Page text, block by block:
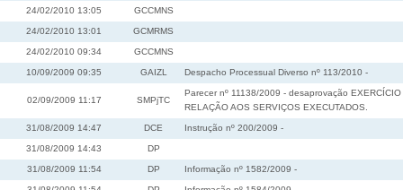
24/02/2010 13:05 GCCMNS
24/02/2010 13:01 GCMRMS
24/02/2010 09:34 GCCMNS
10/09/2009 09:35 GAIZL Despacho Processual Diverso nº 113/2010 -
02/09/2009 11:17 SMPjTC
Parecer nº 11138/2009 - desaprovação
RELAÇÃO AOS SERVIÇOS EXECUTADOS.
31/08/2009 14:47 DCE Instrução nº 200/2009 -
31/08/2009 14:43 DP
31/08/2009 11:54 DP Informação nº 1582/2009 -